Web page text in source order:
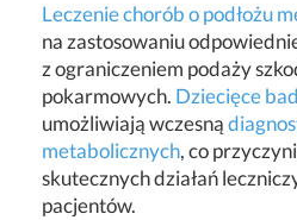
Leczenie chorób o podłożu
na zastosowaniu
z ograniczeniem podaży
pokarmowych. Dziecięce
umożliwiają wczesną
metabolicznych, co
skutecznych działań
pacjentów.